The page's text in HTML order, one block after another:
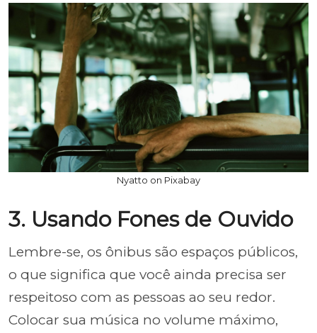
Nyatto on Pixabay
3. Usando Fones de Ouvido
Lembre-se, os ônibus são espaços públicos,
o que significa que você ainda precisa ser
respeitoso com as pessoas ao seu redor.
Colocar sua música no volume máximo,